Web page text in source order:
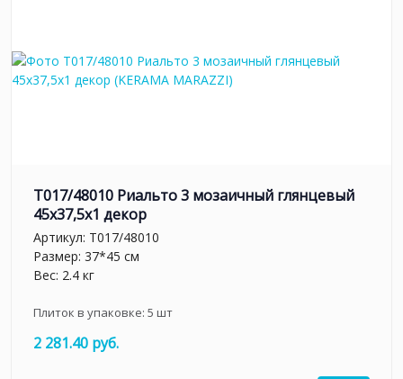
T017/48010 Риальто 3 мозаичный глянцевый
45x37,5x1 декор
Артикул: T017/48010
Размер: 37*45 см
Вес: 2.4 кг
Плиток в упаковке: 5 шт
2 281.40 руб.